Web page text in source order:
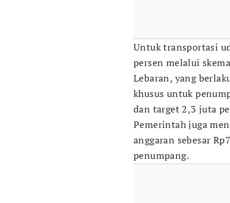
Untuk transportasi
persen melalui
Lebaran, yang
khusus untuk
dan target 2,3 juta
Pemerintah juga
anggaran sebesar
penumpang.